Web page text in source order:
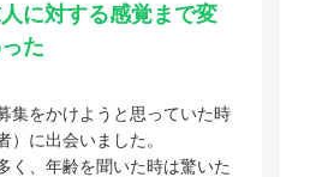
に対する感覚まで変
た
集をかけようと思っていた時
）に出会いました。
く、年齢を聞いた時は驚いた